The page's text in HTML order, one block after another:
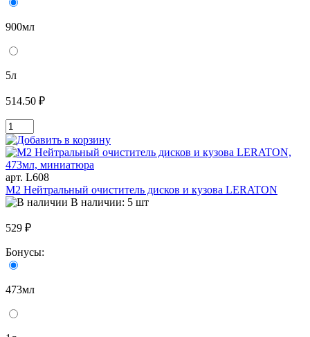
900мл
5л
514.50 ₽
арт. L608
M2 Нейтральный очиститель дисков и кузова LERATON
В наличии: 5 шт
529 ₽
Бонусы:
473мл